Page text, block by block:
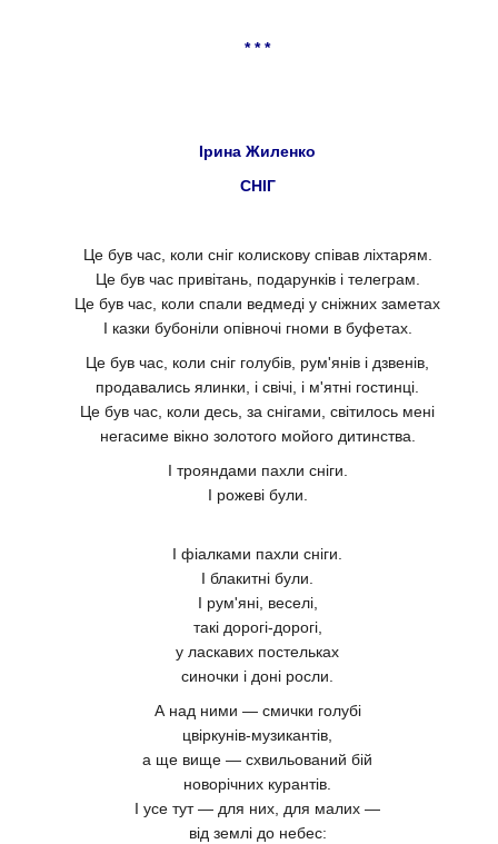
* * *
Ірина Жиленко
СНІГ
Це був час, коли сніг колискову співав ліхтарям.
Це був час привітань, подарунків і телеграм.
Це був час, коли спали ведмеді у сніжних заметах
І казки бубоніли опівночі гноми в буфетах.
Це був час, коли сніг голубів, рум'янів і дзвенів,
продавались ялинки, і свічі, і м'ятні гостинці.
Це був час, коли десь, за снігами, світилось мені
негасиме вікно золотого мойого дитинства.
І трояндами пахли сніги.
І рожеві були.
І фіалками пахли сніги.
І блакитні були.
І рум'яні, веселі,
такі дорогі-дорогі,
у ласкавих постельках
синочки і доні росли.
А над ними — смички голубі
цвіркунів-музикантів,
а ще вище — схвильований бій
новорічних курантів.
І усе тут — для них, для малих —
від землі до небес: